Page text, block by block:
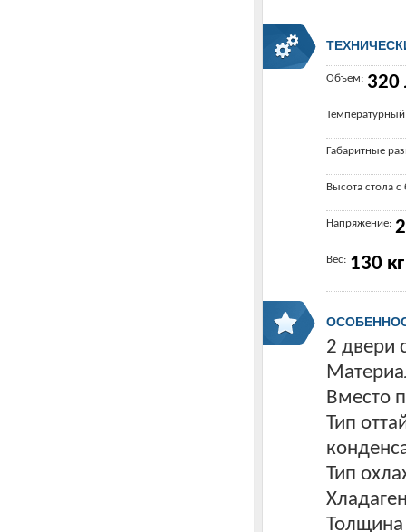
Объем: 320
Габаритные
Высота стола
Напряжение:
Вес: 130 кг
2 двери
Вместо
Тип
Тип
Толщина